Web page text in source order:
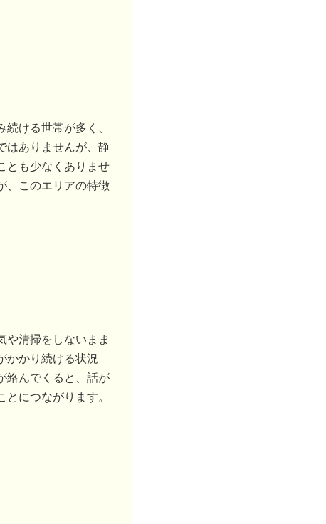
ける世帯が多く、
はありませんが、静
とも少なくありませ
、このエリアの特徴
や清掃をしないまま
かかり続ける状況
絡んでくると、話が
につながります。